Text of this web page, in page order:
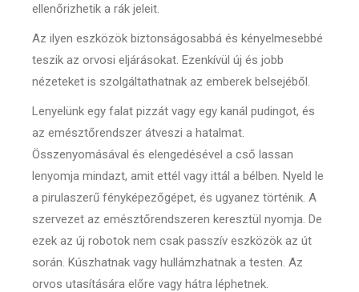
ellenőrizhetik a rák jeleit.
Az ilyen eszközök biztonságosabbá és kényelmesebbé
teszik az orvosi eljárásokat. Ezenkívül új és jobb
nézeteket is szolgáltathatnak az emberek belsejéből.
Lenyelünk egy falat pizzát vagy egy kanál pudingot, és
az emésztőrendszer átveszi a hatalmat.
Összenyomásával és elengedésével a cső lassan
lenyomja mindazt, amit ettél vagy ittál a bélben. Nyeld le
a pirulaszerű fényképezőgépet, és ugyanez történik. A
szervezet az emésztőrendszeren keresztül nyomja. De
ezek az új robotok nem csak passzív eszközök az út
során. Kúszhatnak vagy hullámzhatnak a testen. Az
orvos utasítására előre vagy hátra léphetnek.